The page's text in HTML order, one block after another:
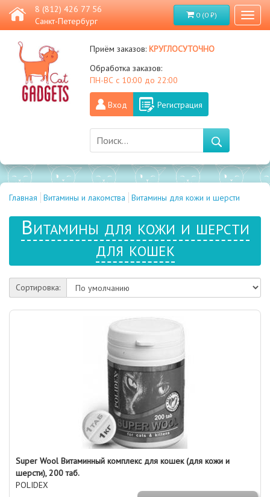
8 (812) 426 77 56
Санкт-Петербург
0 (0 ₽)
Приём заказов:круглосуточно
Обработка заказов:
ПН-ВС с 10:00 до 22:00
Вход Регистрация
Главная Витамины и лакомства Витамины для кожи и шерсти
Витамины для кожи и шерсти
для кошек
Сортировка:
Super Wool Витаминный комплекс для кошек (для кожи и
шерсти), 200 таб.
POLIDEX